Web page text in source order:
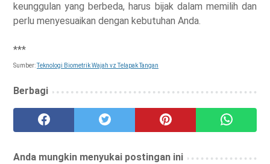
keunggulan yang berbeda, harus bijak dalam memilih dan
perlu menyesuaikan dengan kebutuhan Anda.
***
Sumber:Teknologi Biometrik Wajah vz Telapak Tangan
Berbagi
Anda mungkin menyukai postingan ini